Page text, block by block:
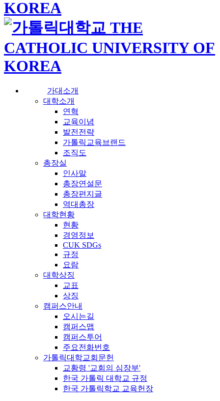
가대소개
대학소개
연혁
교육이념
발전전략
가톨릭교육브랜드
조직도
총장실
인사말
총장연설문
총장편지글
역대총장
대학현황
현황
경영정보
CUK SDGs
규정
요람
대학상징
교표
상징
캠퍼스안내
오시는길
캠퍼스맵
캠퍼스투어
주요전화번호
가톨릭대학교회문헌
교황령 '교회의 심장부'
한국 가톨릭 대학교 규정
한국 가톨릭학교 교육헌장